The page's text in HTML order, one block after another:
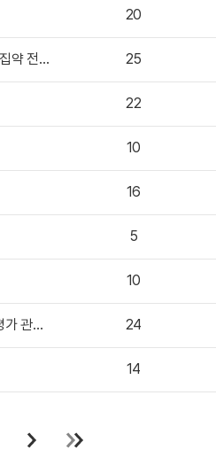
20
BloombergNEF 애널리스트, 차세대원자로 개발사들 “주요 업체 2~3곳으로 집약 전망” 25
22
10
16
5
10
현대건설-Holtec社-Entergy社, Gulf South 지역 SMR-300 사업 가능성 평가 관련 MOA 체결 24
14